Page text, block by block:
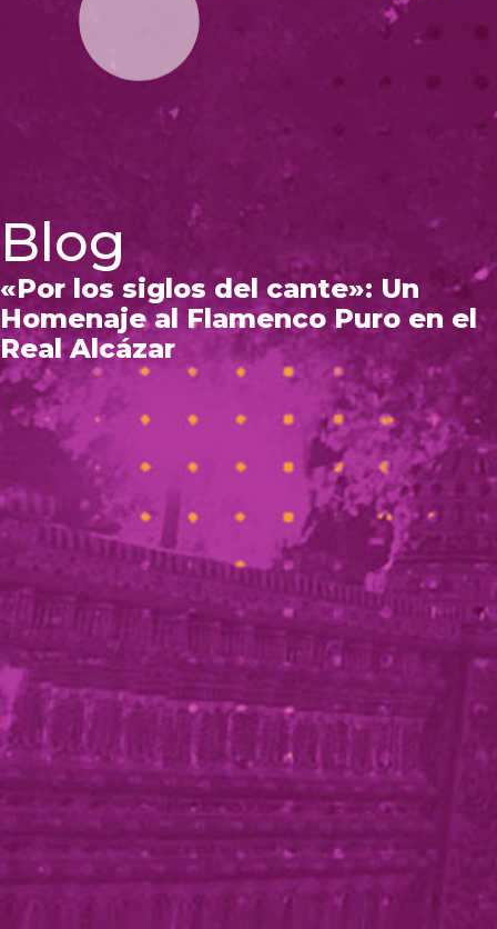
Blog
«Por los siglos del cante»: Un
Homenaje al Flamenco Puro en el
Real Alcázar